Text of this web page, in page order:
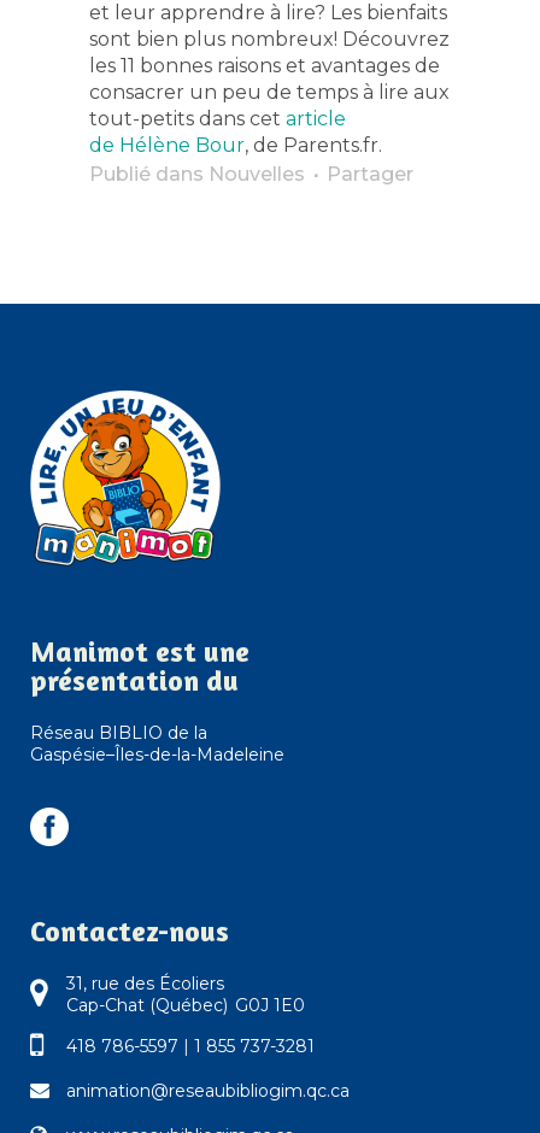
et leur apprendre à lire? Les bienfaits
sont bien plus nombreux! Découvrez
les 11 bonnes raisons et avantages de
consacrer un peu de temps à lire aux
tout-petits dans cet article
de Hélène Bour, de Parents.fr.
Publié dans Nouvelles Partager
Manimot est une
présentation du
Réseau BIBLIO de la
Gaspésie–Îles-de-la-Madeleine
Contactez-nous
31, rue des Écoliers
Cap-Chat (Québec) G0J 1E0
418 786-5597 | 1 855 737-3281
animation@reseaubibliogim.qc.ca